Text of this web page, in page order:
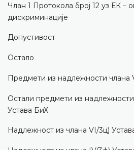
Члан 1 Протокола број 12 уз ЕК –
дискриминације
Допустивост
Остало
Предмети из надлежности члана
Остали предмети из
Устава БиХ
Надлежност из члана VI/3ц)